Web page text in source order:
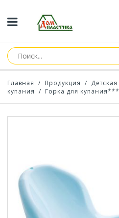
Главная / Продукция / Детская
купания / Горка для купания***